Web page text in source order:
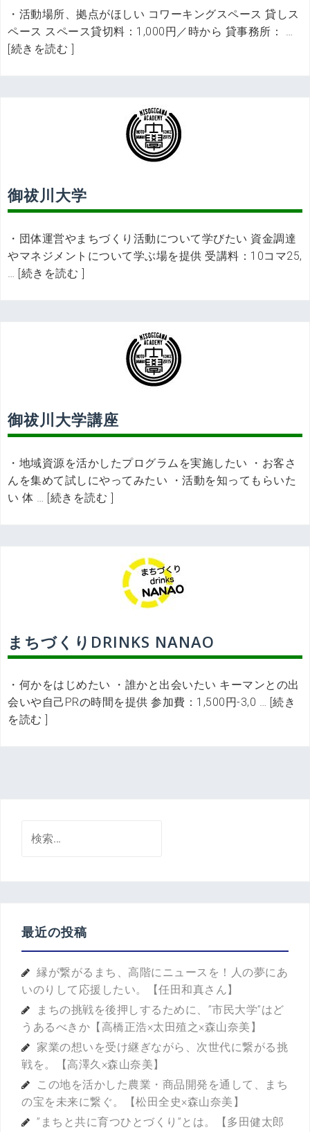
・活動場所、拠点がほしい コワーキングスペース 貸しス
ペース スペース貸切料：1,000円／時から 貸事務所： …
[続きを読む ]
御祓川大学
・団体運営やまちづくり活動について学びたい 資金調達
やマネジメントについて学ぶ場を提供 受講料：10コマ25,
… [続きを読む ]
御祓川大学講座
・地域資源を活かしたプログラムを実施したい ・お客さ
んを集めて試しにやってみたい ・活動を知ってもらいた
い 体 … [続きを読む ]
まちづくりDRINKS NANAO
・何かをはじめたい ・誰かと出会いたい キーマンとの出
会いや自己PRの時間を提供 参加費：1,500円-3,0 … [続き
を読む ]
索:
最近の投稿
縁が繋がるまち、高階にニュースを！人の夢にあ
いのりして応援したい。【任田和真さん】
まちの挑戦を後押しするために、”市民大学”はど
うあるべきか【高橋正浩×太田殖之×森山奈美】
家業の想いを受け継ぎながら、次世代に繋がる挑
戦を。【高澤久×森山奈美】
この地を活かした農業・商品開発を通して、まち
の宝を未来に繋ぐ。【松田全史×森山奈美】
”まちと共に育つひとづくり”とは。【多田健太郎